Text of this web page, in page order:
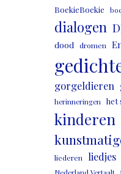
BoekieBoekie
dialogen
dood dromen
gorgeldieren
herinneringen het
kinderen
liederen liedjes